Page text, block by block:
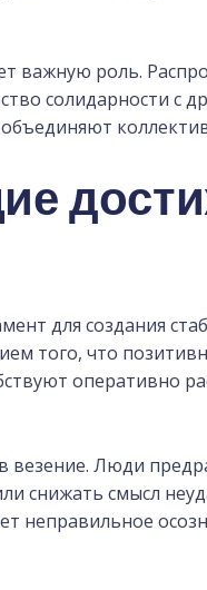
важную роль.
солидарности
для создания
того, что
оперативно
везение. Люди
снижать смысл
неправильное